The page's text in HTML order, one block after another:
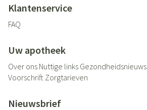
Klantenservice
FAQ
Uw apotheek
Over ons Nuttige links Gezondheidsnieuws
Voorschrift Zorgtarieven
Nieuwsbrief